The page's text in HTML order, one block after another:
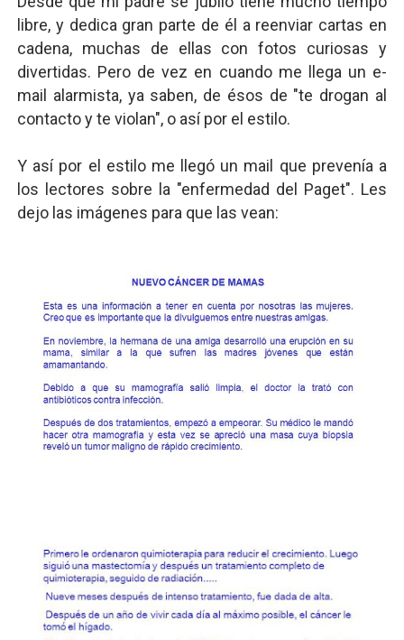
Mario: La epopeya del fontanero - Parte II
Mario: La epopeya del fontanero - Parte I
Pequeña Filmoteca Antifascista
Pokémon: La película existencialista
libre, y dedica gran parte de él a reenviar cartas en
cadena, muchas de ellas con fotos curiosas y
divertidas. Pero de vez en cuando me llega un e-
mail alarmista, ya saben, de ésos de "te drogan al
contacto y te violan", o así por el estilo.
Y así por el estilo me llegó un mail que prevenía a
los lectores sobre la "enfermedad del Paget". Les
dejo las imágenes para que las vean: